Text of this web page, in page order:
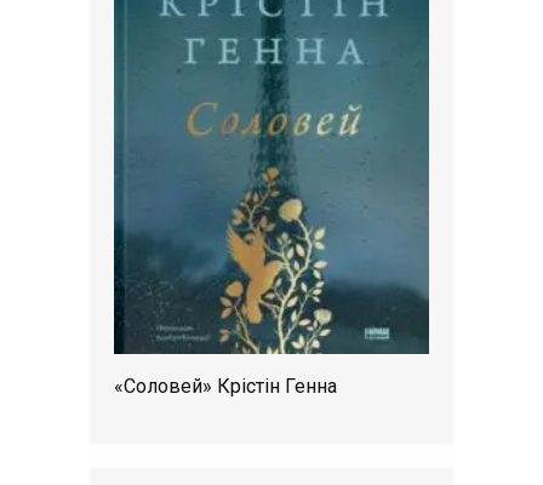
«Соловей» Крістін Генна